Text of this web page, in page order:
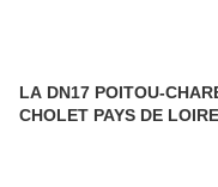
LA DN17 POITOU-
CHOLET PAYS DE LOIRE